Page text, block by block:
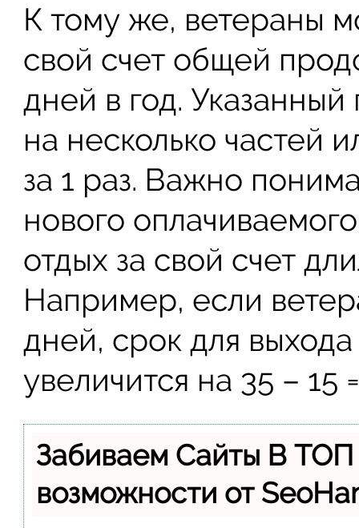
К тому же, ветераны
свой счет общей
дней в год.
на несколько частей
за 1 раз. Важно
нового
отдых за свой счет
Например, если
дней, срок для
увеличится на 35 – 15
Забиваем Сайты В
возможности от